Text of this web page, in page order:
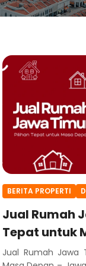
BERITA PROPERTI
Jual Rumah
Tepat untuk
Jual Rumah Jawa